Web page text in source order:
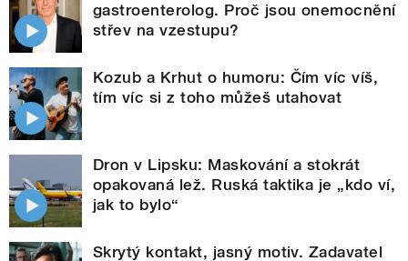
gastroenterolog. Proč jsou onemocnění
střev na vzestupu?
Kozub a Krhut o humoru: Čím víc víš,
tím víc si z toho můžeš utahovat
Dron v Lipsku: Maskování a stokrát
opakovaná lež. Ruská taktika je „kdo ví,
jak to bylo“
Skrytý kontakt, jasný motiv. Zadavatel